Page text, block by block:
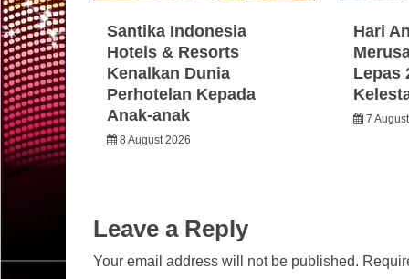
Santika Indonesia
Hotels & Resorts
Kenalkan Dunia
Perhotelan Kepada
Anak-anak
8 August 2026
Hari
Lepas
7
Leave a Reply
Your email address will not be published.